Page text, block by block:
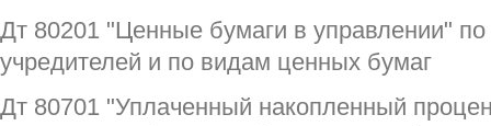
Дт 80201 "Ценные бумаги в управлении"
учредителей и по видам ценных бумаг
Дт 80701 "Уплаченный накопленный